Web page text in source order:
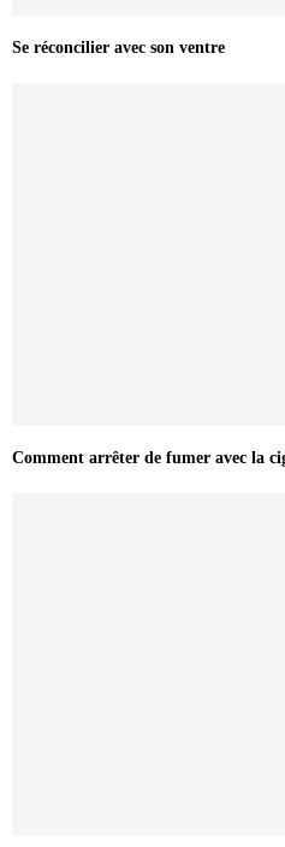
Se réconcilier avec son ventre
Comment arrêter de fumer avec la